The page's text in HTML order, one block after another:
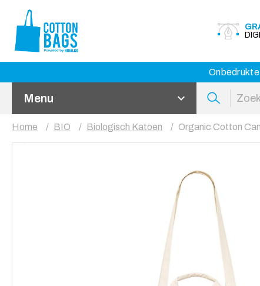
Menu
Home BIO Biologisch Katoen Organic Cotton